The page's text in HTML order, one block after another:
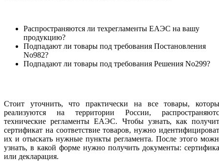
Распространяются ли техрегламенты ЕАЭС на вашу
продукцию?
Подпадают ли товары под требования Постановления
No982?
Подпадают ли товары под требования Решения No299?
Стоит уточнить, что практически на все товары,
реализуются на территории России,
технические регламенты ЕАЭС. Чтобы узнать, как
сертификат на соответствие товаров, нужно
их и отыскать нужные пункты регламента. После этого
узнать, в какой форме нужно получить документы:
или декларация.